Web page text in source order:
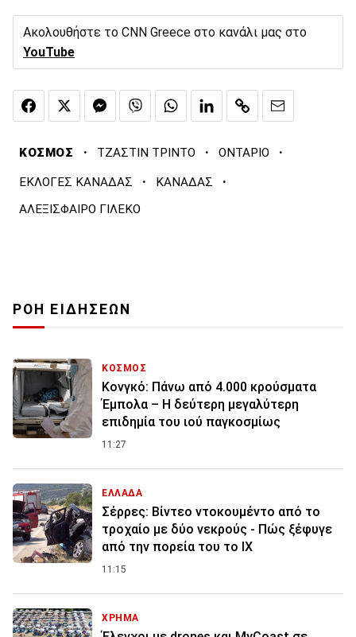
Ακολουθήστε το CNN Greece στο κανάλι μας στο
YouTube
ΚΟΣΜΟΣ · ΤΖΑΣΤΙΝ ΤΡΙΝΤΟ · ΟΝΤΑΡΙΟ ·
ΕΚΛΟΓΕΣ ΚΑΝΑΔΑΣ · ΚΑΝΑΔΑΣ ·
ΑΛΕΞΙΣΦΑΙΡΟ ΓΙΛΕΚΟ
ΡΟΗ ΕΙΔΗΣΕΩΝ
ΚΟΣΜΟΣ
Κονγκό: Πάνω από 4.000 κρούσματα
Έμπολα – Η δεύτερη μεγαλύτερη
επιδημία του ιού παγκοσμίως
11:27
ΕΛΛΑΔΑ
Σέρρες: Βίντεο ντοκουμέντο από το
τροχαίο με δύο νεκρούς - Πώς ξέφυγε
από την πορεία του το ΙΧ
11:15
ΧΡΗΜΑ